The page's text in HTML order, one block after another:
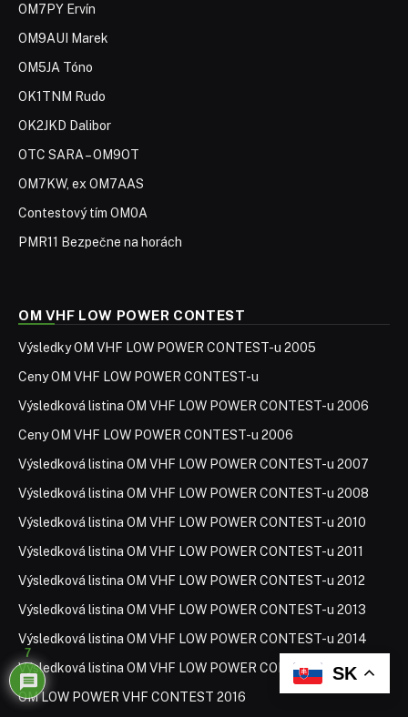
OM7PY Ervín
OM9AUI Marek
OM5JA Tóno
OK1TNM Rudo
OK2JKD Dalibor
OTC SARA – OM9OT
OM7KW, ex OM7AAS
Contestový tím OM0A
PMR11 Bezpečne na horách
OM VHF LOW POWER CONTEST
Výsledky OM VHF LOW POWER CONTEST-u 2005
Ceny OM VHF LOW POWER CONTEST-u
Výsledková listina OM VHF LOW POWER CONTEST-u 2006
Ceny OM VHF LOW POWER CONTEST-u 2006
Výsledková listina OM VHF LOW POWER CONTEST-u 2007
Výsledková listina OM VHF LOW POWER CONTEST-u 2008
Výsledková listina OM VHF LOW POWER CONTEST-u 2010
Výsledková listina OM VHF LOW POWER CONTEST-u 2011
Výsledková listina OM VHF LOW POWER CONTEST-u 2012
Výsledková listina OM VHF LOW POWER CONTEST-u 2013
Výsledková listina OM VHF LOW POWER CONTEST-u 2014
Výsledková listina OM VHF LOW POWER CONTEST-u 2015
OM LOW POWER VHF CONTEST 2016
SK
7